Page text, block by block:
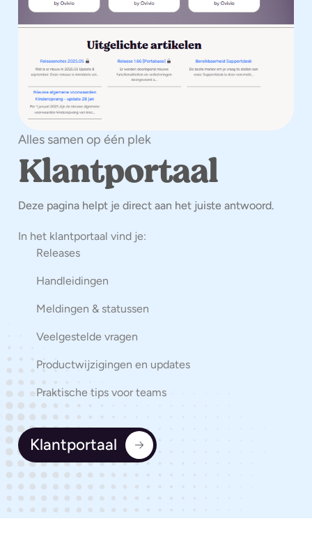
Alles samen op één plek
Klantportaal
Deze pagina helpt je direct aan het juiste antwoord.
In het klantportaal vind je:
Releases
Handleidingen
Meldingen & statussen
Veelgestelde vragen
Productwijzigingen en updates
Praktische tips voor teams
Klantportaal